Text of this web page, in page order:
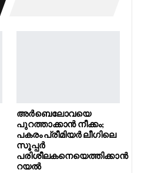
അർബെലോവയെ
പുറത്താക്കാൻ നീക്കം;
പകരം പ്രീമിയർ ലീഗിലെ
സൂപ്പർ
പരിശീലകനെയെത്തിക്കാൻ
റയൽ